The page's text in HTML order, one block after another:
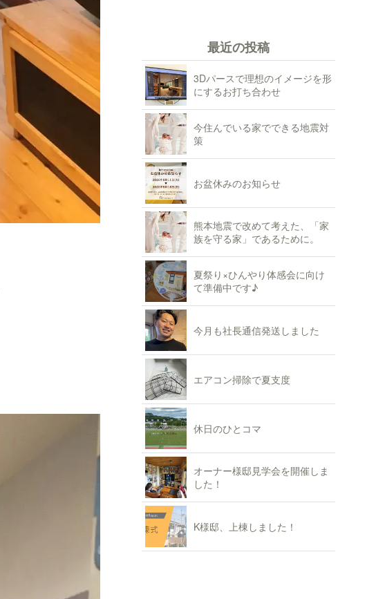
最近の投稿
3Dパースで理想のイメージを形
にするお打ち合わせ
今住んでいる家でできる地震対
策
お盆休みのお知らせ
熊本地震で改めて考えた、「家
族を守る家」であるために。
夏祭り×ひんやり体感会に向け
て準備中です♪
今月も社長通信発送しました
エアコン掃除で夏支度
休日のひとコマ
オーナー様邸見学会を開催しま
した！
K様邸、上棟しました！